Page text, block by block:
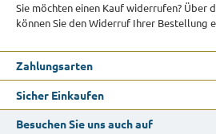
Sie möchten einen Kauf widerrufen? Über
können Sie den Widerruf Ihrer Bestellung
Zahlungsarten
Sicher Einkaufen
Besuchen Sie uns auch auf